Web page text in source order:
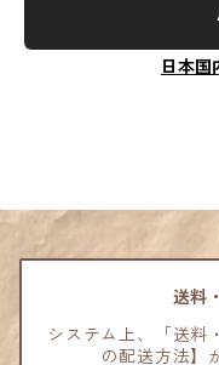
日本国
送料
システム上、「送料
の配送方法】